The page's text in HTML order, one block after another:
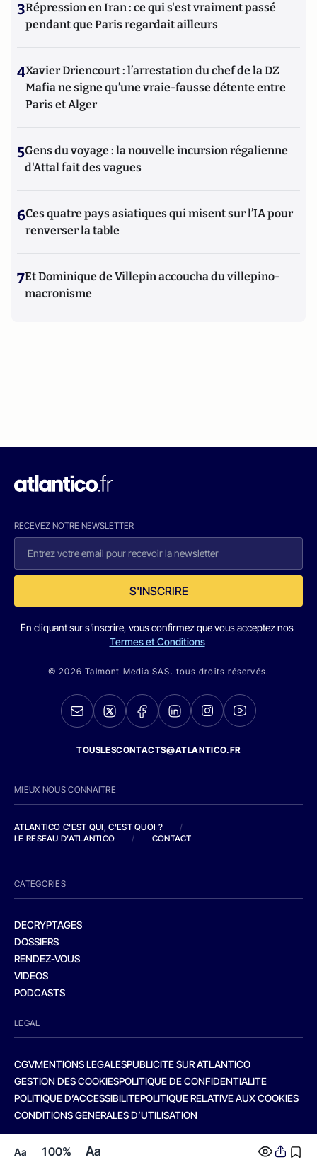
Aa 100% Aa
3Répression en Iran : ce qui s'est vraiment passé
pendant que Paris regardait ailleurs
4Xavier Driencourt : l’arrestation du chef de la DZ
Mafia ne signe qu’une vraie-fausse détente entre
Paris et Alger
5Gens du voyage : la nouvelle incursion régalienne
d'Attal fait des vagues
6Ces quatre pays asiatiques qui misent sur l’IA pour
renverser la table
7Et Dominique de Villepin accoucha du villepino-
macronisme
RECEVEZ NOTRE NEWSLETTER
S'INSCRIRE
En cliquant sur s'inscrire, vous confirmez que vous acceptez nos
Termes et Conditions
© 2026 Talmont Media SAS. tous droits réservés.
TOUSLESCONTACTS@ATLANTICO.FR
MIEUX NOUS CONNAITRE
ATLANTICO C'EST QUI, C'EST QUOI ?
/
LE RESEAU D'ATLANTICO
/ CONTACT
CATEGORIES
DECRYPTAGES
DOSSIERS
RENDEZ-VOUS
VIDEOS
PODCASTS
LEGAL
CGVMENTIONS LEGALESPUBLICITE SUR ATLANTICO
GESTION DES COOKIESPOLITIQUE DE CONFIDENTIALITE
POLITIQUE D’ACCESSIBILITEPOLITIQUE RELATIVE AUX COOKIES
CONDITIONS GENERALES D’UTILISATION